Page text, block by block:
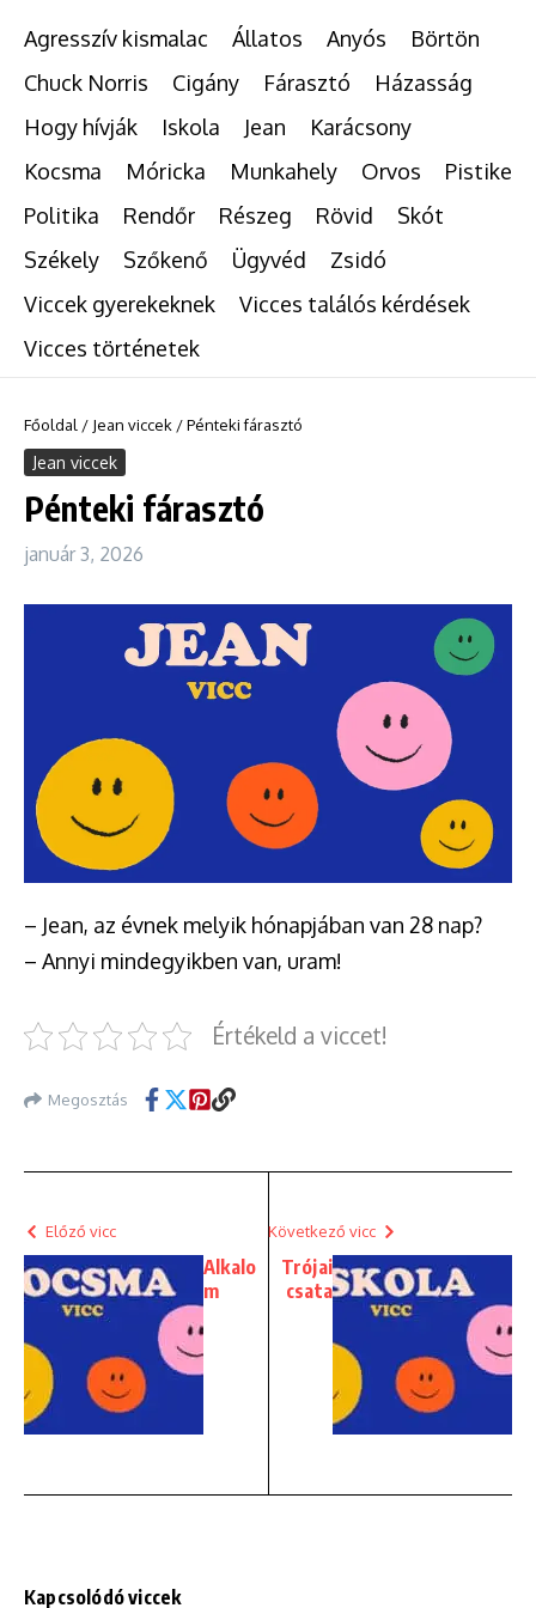
Agresszív kismalac Állatos Anyós
Börtön
Chuck Norris
Cigány Fárasztó
Házasság
Hogy hívják
Iskola Jean
Karácsony
Kocsma
Móricka Munkahely Orvos
Pistike
Politika
Rendőr Részeg Rövid
Skót
Székely
Szőkenő Ügyvéd
Zsidó
Viccek gyerekeknek
Vicces találós kérdések
Vicces történetek
Főoldal / Jean viccek /Pénteki fárasztó
Jean viccek
Pénteki fárasztó
január 3, 2026
– Jean, az évnek melyik hónapjában van 28 nap?
– Annyi mindegyikben van, uram!
Értékeld a viccet!
Megosztás
Előző vicc
Alkalo
m
Következő vicc
Trójai
csata
Kapcsolódó viccek